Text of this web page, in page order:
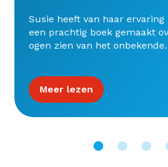
Susie heeft van haar
een prachtig boek gemaakt
ogen zien van het onbekende.
Meer lezen